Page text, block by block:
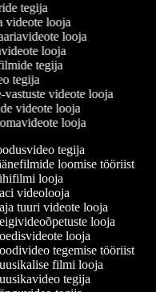
tegija
videote looja
looja
looja
tegija
tegija
vastuste videote looja
videote looja
looja
tegija
loomise tööriist
looja
videolooja
tuuri videote looja
looja
looja
tegemise tööriist
filmi looja
tegija